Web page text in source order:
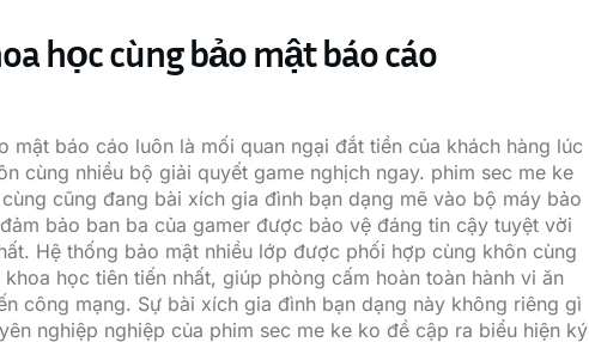
học cùng bảo mật báo cáo
mật báo cáo luôn là mối quan ngại đắt tiền của khách hàng lúc
cùng nhiều bộ giải quyết game nghịch ngay. phim sec me ke
cũng đang bài xích gia đình bạn dạng mẽ vào bộ máy bảo
bảo ban ba của gamer được bảo vệ đáng tin cậy tuyệt vời
Hệ thống bảo mật nhiều lớp được phối hợp cùng khôn cùng
khoa học tiên tiến nhất, giúp phòng cấm hoàn toàn hành vi ăn
công mạng. Sự bài xích gia đình bạn dạng này không riêng gì
nghiệp nghiệp của phim sec me ke ko đề cập ra biểu hiện ký